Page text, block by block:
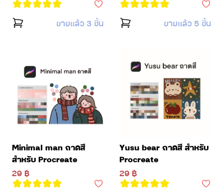
ขายแล้ว 3 ชิ้น ขายแล้ว 5 ชิ้น
Minimal man ถาดสี
สำหรับ Procreate
29 ฿
Yusu bear ถาดสี สำหรับ
Procreate
29 ฿